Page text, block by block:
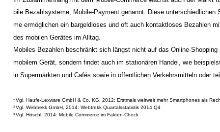
bile Bezahlsysteme, Mobile-Payment genannt. Diese unterschiedlichen
me ermöglichen ein bargeldloses und oft auch kontaktloses Bezahlen
des mobilen Gerätes im Alltag.
Mobiles Bezahlen beschränkt sich längst nicht auf das Online-Shopping
mobilem Gerät, sondern findet auch im stationären Handel, wie
in Supermärkten und Cafés sowie in öffentlichen Verkehrsmitteln oder
1 Vgl. Haufe-Lexware GmbH & Co. KG, 2012: Erstmals weltweit mehr Smartphones als
2 Vgl. Webtrekk GmbH, 2014: Webtrekk Quartalsstatistik 2014 Q4
3 Vgl. Höschl, 2014: Mobile Commerce im Fakten-Check